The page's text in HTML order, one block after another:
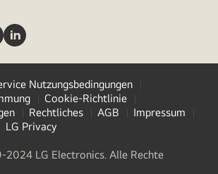
Nutzungsbedingungen
Cookie-Richtlinie
Rechtliches AGB
Impressum
LG Privacy
LG Electronics. Alle Rechte